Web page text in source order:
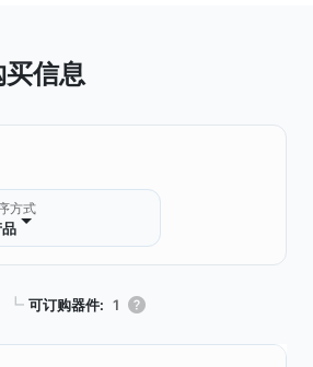
信息
方式
┗ 可订购器件: 1